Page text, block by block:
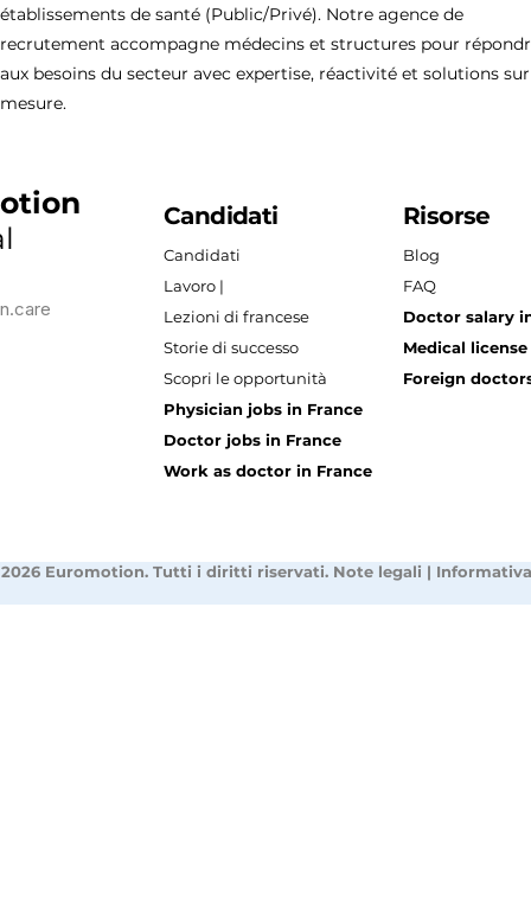
établissements de santé (Public/Privé). Notre agence de
recrutement accompagne médecins et structures pour
aux besoins du secteur avec expertise, réactivité et solutions sur
mesure.
Candidati
Candidati
Lavoro |
Lezioni di francese
Storie di successo
Scopri le opportunità
Physician jobs in France
Doctor jobs in France
Work as doctor in France
Risorse
Blog
FAQ
Doctor salary
Medical
Foreign
Euromotion. Tutti i diritti riservati. Note legali |